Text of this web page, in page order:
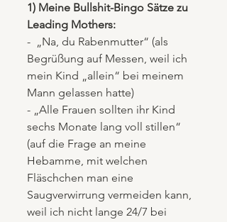
1) Meine Bullshit-Bingo Sätze zu
Leading Mothers:
-  „Na, du Rabenmutter“ (als
Begrüßung auf Messen, weil ich
mein Kind „allein“ bei meinem
Mann gelassen hatte)
- „Alle Frauen sollten ihr Kind
sechs Monate lang voll stillen“
(auf die Frage an meine
Hebamme, mit welchen
Fläschchen man eine
Saugverwirrung vermeiden kann,
weil ich nicht lange 24/7 bei